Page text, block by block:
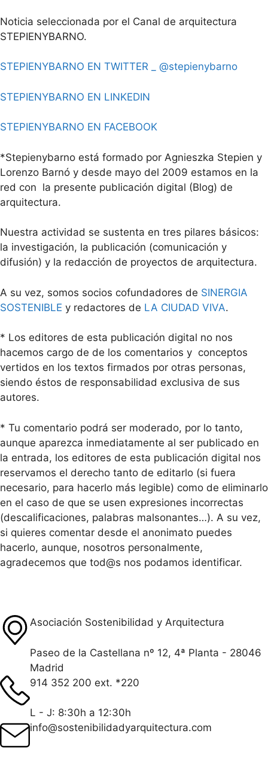
Noticia seleccionada por el Canal de arquitectura
STEPIENYBARNO.
STEPIENYBARNO EN TWITTER _ @stepienybarno
STEPIENYBARNO EN LINKEDIN
STEPIENYBARNO EN FACEBOOK
*Stepienybarno está formado por Agnieszka Stepien y
Lorenzo Barnó y desde mayo del 2009 estamos en la
red con la presente publicación digital (Blog) de
arquitectura.
Nuestra actividad se sustenta en tres pilares básicos:
la investigación, la publicación (comunicación y
difusión) y la redacción de proyectos de arquitectura.
A su vez, somos socios cofundadores de SINERGIA
SOSTENIBLE y redactores de LA CIUDAD VIVA.
* Los editores de esta publicación digital no nos
hacemos cargo de de los comentarios y conceptos
vertidos en los textos firmados por otras personas,
siendo éstos de responsabilidad exclusiva de sus
autores.
* Tu comentario podrá ser moderado, por lo tanto,
aunque aparezca inmediatamente al ser publicado en
la entrada, los editores de esta publicación digital nos
reservamos el derecho tanto de editarlo (si fuera
necesario, para hacerlo más legible) como de eliminarlo
en el caso de que se usen expresiones incorrectas
(descalificaciones, palabras malsonantes…). A su vez,
si quieres comentar desde el anonimato puedes
hacerlo, aunque, nosotros personalmente,
agradecemos que tod@s nos podamos identificar.
Asociación Sostenibilidad y Arquitectura
Paseo de la Castellana nº 12, 4ª Planta - 28046
Madrid
914 352 200 ext. *220
L - J: 8:30h a 12:30h
info@sostenibilidadyarquitectura.com